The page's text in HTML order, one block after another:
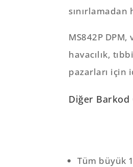
MS842P
havacılık,
pazarları için
Diğer Barkod
Tüm büyük